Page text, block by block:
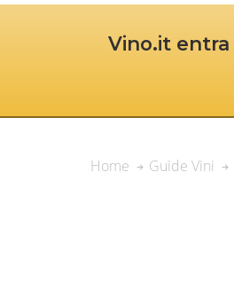
Vino.it
Home Guide Vini